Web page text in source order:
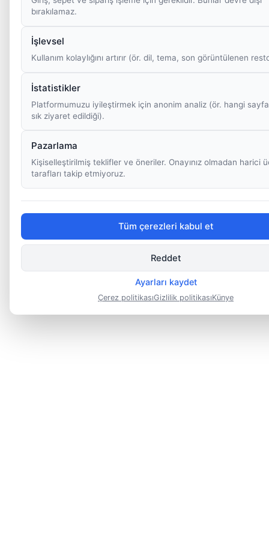
bırakılamaz.
İşlevsel
Kullanım kolaylığını artırır (ör. dil, tema, son görüntülenen
İstatistikler
Platformumuzu iyileştirmek için anonim analiz (ör. hangi
sık ziyaret edildiği).
Pazarlama
Kişiselleştirilmiş teklifler ve öneriler. Onayınız olmadan harici
tarafları takip etmiyoruz.
Tüm çerezleri kabul et
Reddet
Ayarları kaydet
Çerez politikasıGizlilik politikasıKünye